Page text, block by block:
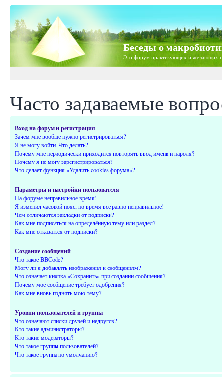
Беседы о
Это форум практикующих и желающих
Часто задаваемые
Вход на форум и регистрация
Зачем мне вообще нужно регистрироваться?
Я не могу войти. Что делать?
Почему мне периодически приходится повторять ввод имени и пароля?
Почему я не могу зарегистрироваться?
Что делает функция «Удалить cookies форума»?
Параметры и настройки пользователя
На форуме неправильное время!
Я изменил часовой пояс, но время все равно неправильное!
Чем отличаются закладки от подписки?
Как мне подписаться на определённую тему или раздел?
Как мне отказаться от подписки?
Создание сообщений
Что такое BBCode?
Могу ли я добавлять изображения к сообщениям?
Что означает кнопка «Сохранить» при создании сообщения?
Почему моё сообщение требует одобрения?
Как мне вновь поднять мою тему?
Уровни пользователей и группы
Что означают списки друзей и недругов?
Кто такие администраторы?
Кто такие модераторы?
Что такое группы пользователей?
Что такое группа по умолчанию?